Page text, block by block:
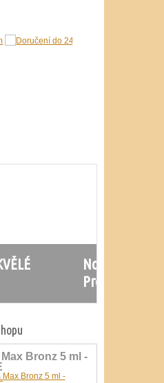
Ergoline
Bronz 5 ml -